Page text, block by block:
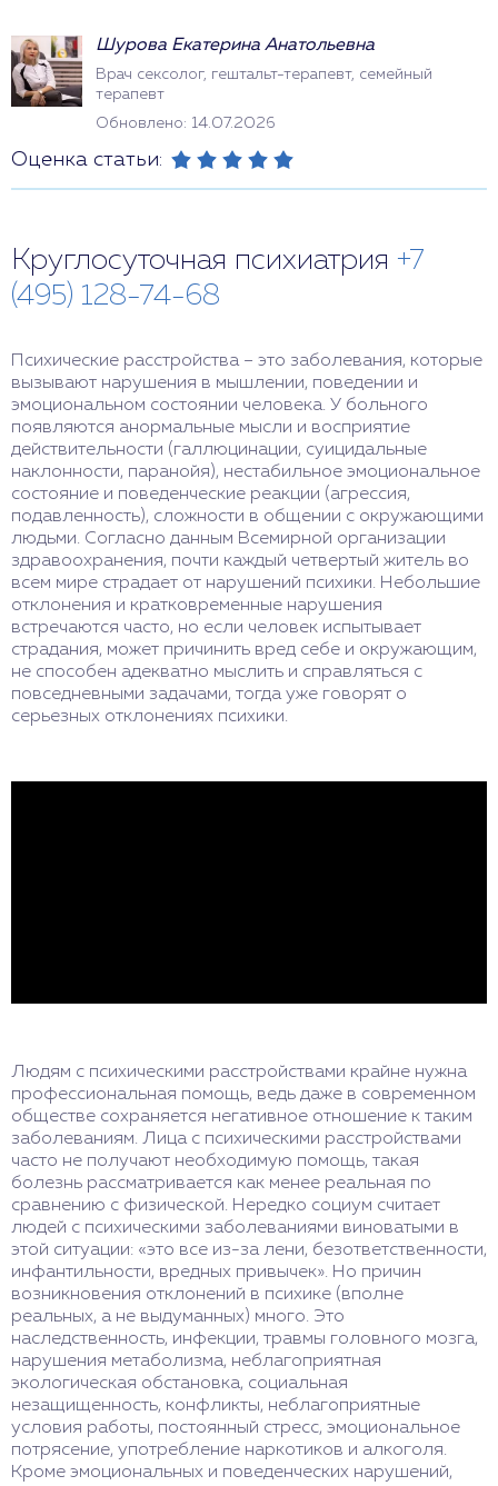
Шурова Екатерина Анатольевна
Врач сексолог, гештальт-терапевт, семейный
терапевт
Обновлено: 14.07.2026
Оценка статьи:
Круглосуточная психиатрия +7
(495) 128-74-68
Психические расстройства – это заболевания, которые
вызывают нарушения в мышлении, поведении и
эмоциональном состоянии человека. У больного
появляются анормальные мысли и восприятие
действительности (галлюцинации, суицидальные
наклонности, паранойя), нестабильное эмоциональное
состояние и поведенческие реакции (агрессия,
подавленность), сложности в общении с окружающими
людьми. Согласно данным Всемирной организации
здравоохранения, почти каждый четвертый житель во
всем мире страдает от нарушений психики. Небольшие
отклонения и кратковременные нарушения
встречаются часто, но если человек испытывает
страдания, может причинить вред себе и окружающим,
не способен адекватно мыслить и справляться с
повседневными задачами, тогда уже говорят о
серьезных отклонениях психики.
Людям с психическими расстройствами крайне нужна
профессиональная помощь, ведь даже в современном
обществе сохраняется негативное отношение к таким
заболеваниям. Лица с психическими расстройствами
часто не получают необходимую помощь, такая
болезнь рассматривается как менее реальная по
сравнению с физической. Нередко социум считает
людей с психическими заболеваниями виноватыми в
этой ситуации: «это все из-за лени, безответственности,
инфантильности, вредных привычек». Но причин
возникновения отклонений в психике (вполне
реальных, а не выдуманных) много. Это
наследственность, инфекции, травмы головного мозга,
нарушения метаболизма, неблагоприятная
экологическая обстановка, социальная
незащищенность, конфликты, неблагоприятные
условия работы, постоянный стресс, эмоциональное
потрясение, употребление наркотиков и алкоголя.
Кроме эмоциональных и поведенческих нарушений,